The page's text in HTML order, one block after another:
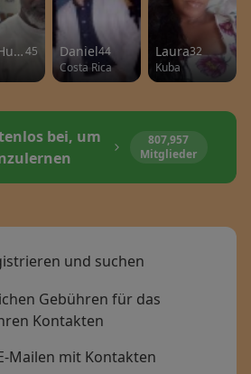
Mike Huncho45
Daniel44
Costa Rica
Laura32
Kuba
bei, um
807,957
Mitglieder
und suchen
Gebühren für das
Kontakten
Mailen mit Kontakten